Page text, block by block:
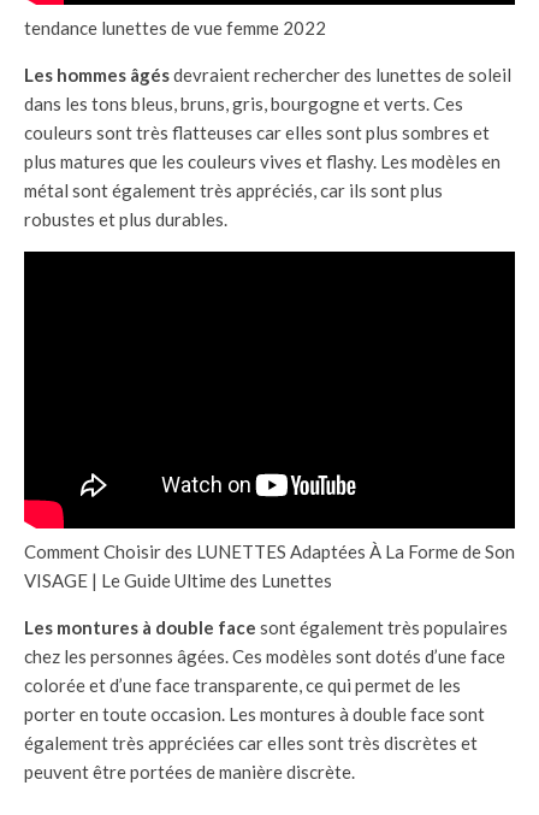
tendance lunettes de vue femme 2022
Les hommes âgésdevraient rechercher des lunettes de soleil
dans les tons bleus, bruns, gris, bourgogne et verts. Ces
couleurs sont très flatteuses car elles sont plus sombres et
plus matures que les couleurs vives et flashy. Les modèles en
métal sont également très appréciés, car ils sont plus
robustes et plus durables.
Comment Choisir des LUNETTES Adaptées À La Forme de Son
VISAGE | Le Guide Ultime des Lunettes
Les montures à double face sont également très populaires
chez les personnes âgées. Ces modèles sont dotés d’une face
colorée et d’une face transparente, ce qui permet de les
porter en toute occasion. Les montures à double face sont
également très appréciées car elles sont très discrètes et
peuvent être portées de manière discrète.